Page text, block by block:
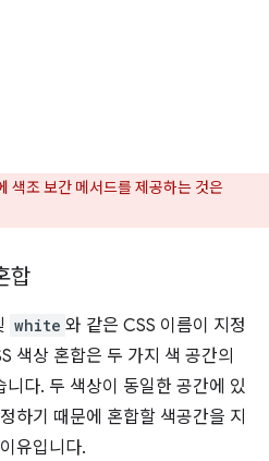
색조 보간 메서드를 제공하는 것은
합
white 와 같은 CSS 이름이 지정
색상 혼합은 두 가지 색 공간의
다. 두 색상이 동일한 공간에 있
하기 때문에 혼합할 색공간을 지
유입니다.